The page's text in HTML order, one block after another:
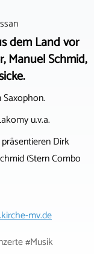
dem Land vor
Manuel Schmid,
u.v.a.
Dirk
(Stern Combo
mv.de
#Musik